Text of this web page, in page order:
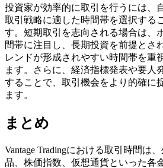
投資家が効率的に取引を行うには、
取引戦略に適した時間帯を選択する
す。短期取引を志向される場合は、
間帯に注目し、長期投資を前提とさ
レンドが形成されやすい時間帯を重
ます。さらに、経済指標発表や要人
することで、取引機会をより的確に
ます。
まとめ
Vantage Tradingにおける取引時間は
品、株価指数、仮想通貨といった各